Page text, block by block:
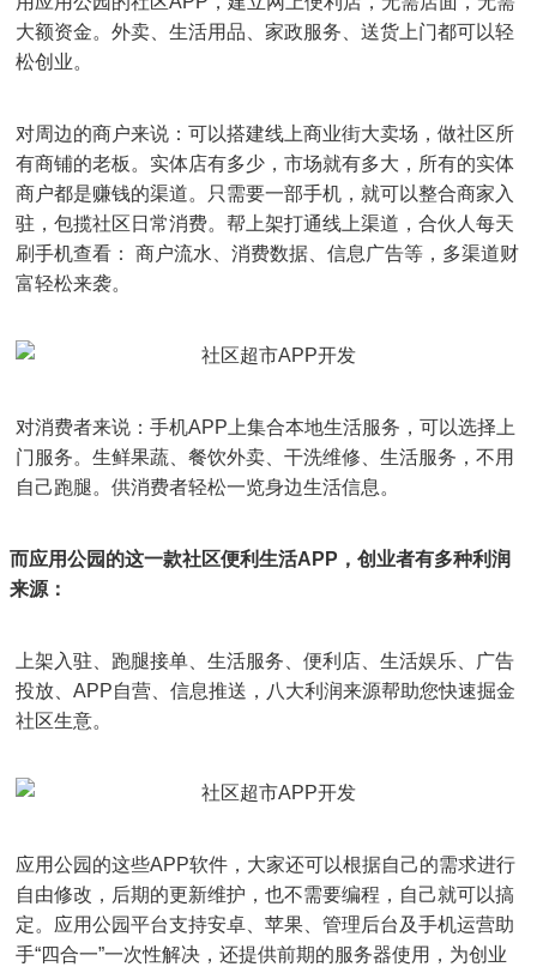
大额资金。外卖、生活用品、家政服务、送货上门都可以轻
松创业。
对周边的商户来说：可以搭建线上商业街大卖场，做社区所
有商铺的老板。实体店有多少，市场就有多大，所有的实体
商户都是赚钱的渠道。只需要一部手机，就可以整合商家入
驻，包揽社区日常消费。帮上架打通线上渠道，合伙人每天
刷手机查看： 商户流水、消费数据、信息广告等，多渠道财
富轻松来袭。
对消费者来说：手机APP上集合本地生活服务，可以选择上
门服务。生鲜果蔬、餐饮外卖、干洗维修、生活服务，不用
自己跑腿。供消费者轻松一览身边生活信息。
而应用公园的这一款社区便利生活APP，创业者有多种利润
来源：
上架入驻、跑腿接单、生活服务、便利店、生活娱乐、广告
投放、APP自营、信息推送，八大利润来源帮助您快速掘金
社区生意。
应用公园的这些APP软件，大家还可以根据自己的需求进行
自由修改，后期的更新维护，也不需要编程，自己就可以搞
定。应用公园平台支持安卓、苹果、管理后台及手机运营助
手“四合一”一次性解决，还提供前期的服务器使用，为创业